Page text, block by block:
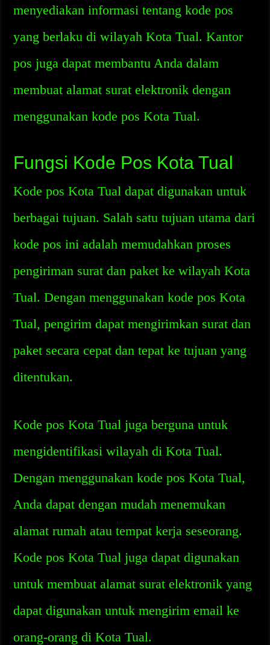
menyediakan informasi tentang kode pos
yang berlaku di wilayah Kota Tual. Kantor
pos juga dapat membantu Anda dalam
membuat alamat surat elektronik dengan
menggunakan kode pos Kota Tual.
Fungsi Kode Pos Kota Tual
Kode pos Kota Tual dapat digunakan untuk
berbagai tujuan. Salah satu tujuan utama dari
kode pos ini adalah memudahkan proses
pengiriman surat dan paket ke wilayah Kota
Tual. Dengan menggunakan kode pos Kota
Tual, pengirim dapat mengirimkan surat dan
paket secara cepat dan tepat ke tujuan yang
ditentukan.
Kode pos Kota Tual juga berguna untuk
mengidentifikasi wilayah di Kota Tual.
Dengan menggunakan kode pos Kota Tual,
Anda dapat dengan mudah menemukan
alamat rumah atau tempat kerja seseorang.
Kode pos Kota Tual juga dapat digunakan
untuk membuat alamat surat elektronik yang
dapat digunakan untuk mengirim email ke
orang-orang di Kota Tual.